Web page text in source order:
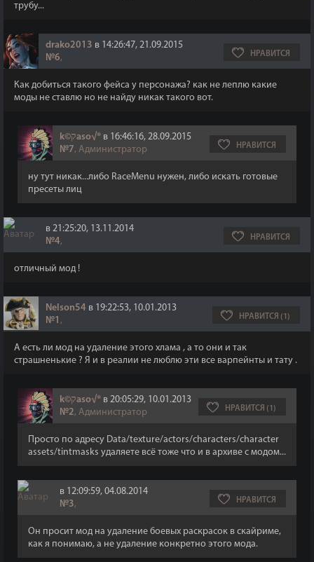
трубу...
drako2013 в 14:26:47, 21.09.2015
№6, НРАВИТСЯ
Как добиться такого фейса у персонажа? как не леплю какие
моды не ставлю но не найду никак такого вот.
k©קaso√® в 16:46:16, 28.09.2015
№7, Администратор НРАВИТСЯ
ну тут никак...либо RaceMenu нужен, либо искать готовые
пресеты лиц
в 21:25:20, 13.11.2014
№4, НРАВИТСЯ
отличный мод !
Nelson54 в 19:22:53, 10.01.2013
№1 , НРАВИТСЯ (1)
А есть ли мод на удаление этого хлама , а то они и так
страшненькие ? Я и в реалии не люблю эти все варпейнты и тату .
k©קaso√® в 20:05:29, 10.01.2013
№2, Администратор НРАВИТСЯ (1)
Просто по адресу Data/texture/actors/characters/character
assets/tintmasks удаляете всё тоже что и в архиве с модом...
в 12:09:59, 04.08.2014
№3, НРАВИТСЯ
Он просит мод на удаление боевых раскрасок в скайриме,
как я понимаю, а не удаление конкретно этого мода.